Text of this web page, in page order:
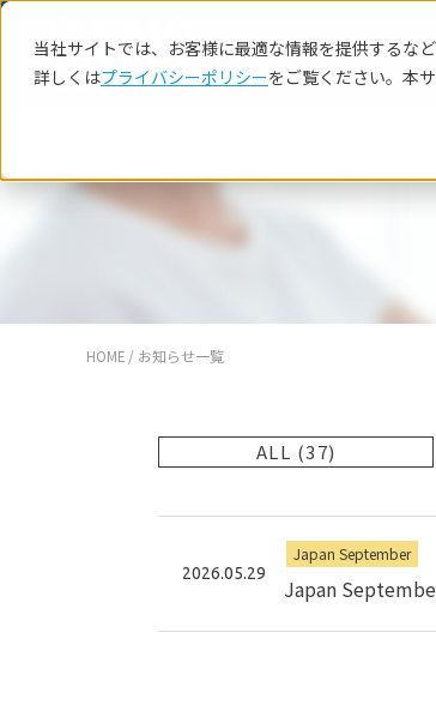
当社サイトでは、お客様に最適な情報を提供するな
詳しくはプライバシーポリシーをご覧ください。本
HOME お知らせ一覧
ALL (37)
2026.05.29
Japan September
Japan